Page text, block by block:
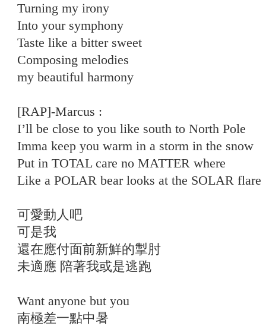
Turning my irony
Into your symphony
Taste like a bitter sweet
Composing melodies
my beautiful harmony
[RAP]-Marcus :
I’ll be close to you like south to North Pole
Imma keep you warm in a storm in the snow
Put in TOTAL care no MATTER where
Like a POLAR bear looks at the SOLAR flare
可愛動人吧
可是我
還在應付面前新鮮的掣肘
未適應 陪著我或是逃跑
Want anyone but you
南極差一點中暑